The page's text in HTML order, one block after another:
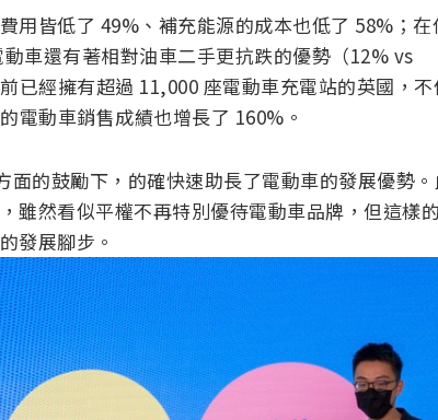
用皆低了 49%、補充能源的成本也低了 58%；在
車還有著相對油車二手更抗跌的優勢（12% vs
已經擁有超過 11,000 座電動車充電站的英國，不
電動車銷售成績也增長了 160%。
的鼓勵下，的確快速助長了電動車的發展優勢
，雖然看似平權不再特別優待電動車品牌，但這樣的
發展腳步。